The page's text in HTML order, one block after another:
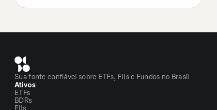
Sua fonte confiável sobre ETFs, FIIs e Fundos no Brasil
Ativos
ETFs
BDRs
FIIs